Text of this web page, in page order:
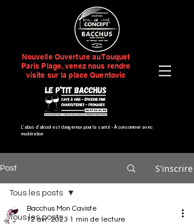
Nouvelle Ouverture au Touquet
Paris Plage, venez nous rendre
visite sur la place Quentovic
L’abus d’alcool est dangereux pour la santé - À consommer avec
modération
Post S'inscrire
Tous les posts
Tous les posts
Bacchus Mon Caviste
12 avr. 2023 1 min de lecture